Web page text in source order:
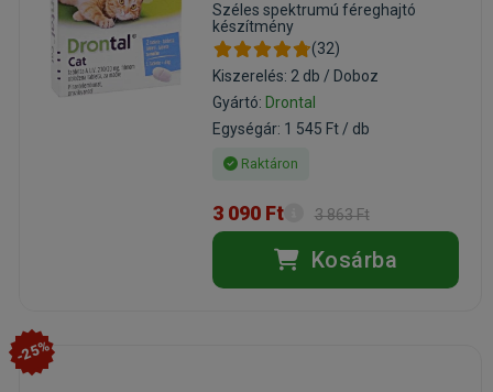
Széles spektrumú féreghajtó
készítmény
(32)
Kiszerelés: 2 db / Doboz
Gyártó: Drontal
Egységár: 1 545 Ft / db
Raktáron
3 090 Ft 3 863 Ft
Kosárba
-25%